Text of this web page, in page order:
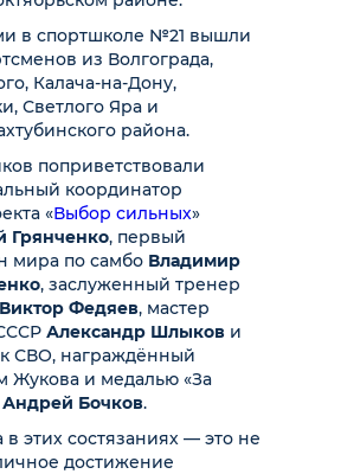
в спортшколе №21 вышли
из Волгограда,
Калача-на-Дону,
Светлого Яра и
района.
поприветствовали
координатор
«Выбор сильных»
Грянченко, первый
мира по самбо Владимир
, заслуженный тренер
Виктор Федяев, мастер
Александр Шлыков и
СВО, награждённый
Жукова и медалью «За
Андрей Бочков.
в этих состязаниях — это не
достижение